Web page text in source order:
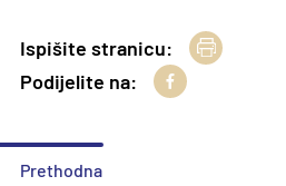
Ispišite stranicu:
Podijelite na:
Prethodna